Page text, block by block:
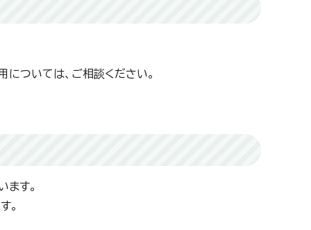
ついては、ご相談ください。
ます。
。